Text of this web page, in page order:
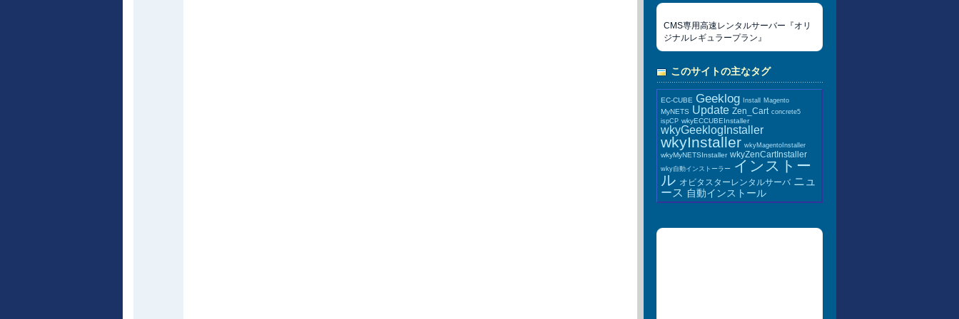
CMS専用高速レンタルサーバー『オリ
ジナルレギュラープラン』
このサイトの主なタグ
EC-CUBE Geeklog Install Magento
MyNETS Update Zen_Cart concrete5
ispCP wkyECCUBEInstaller
wkyGeeklogInstaller
wkyInstaller wkyMagentoInstaller
wkyMyNETSInstaller wkyZenCartInstaller
wky自動インストーラー インストー
ル オビタスターレンタルサーバ ニュ
ース 自動インストール